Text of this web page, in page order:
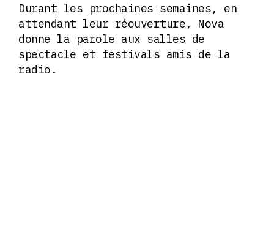
Durant les prochaines semaines, en
attendant leur réouverture, Nova
donne la parole aux salles de
spectacle et festivals amis de la
radio.